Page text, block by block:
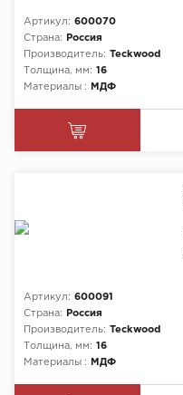
Артикул: 600070
Страна:
Россия
Производитель: Teckwood
Толщина, мм: 16
Материалы :
МДФ
Артикул: 600091
Страна:
Россия
Производитель: Teckwood
Толщина, мм: 16
Материалы :
МДФ